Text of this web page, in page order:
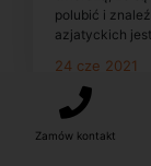
polubić i
azjatyckich
24 cze 2021
Zamów kontakt